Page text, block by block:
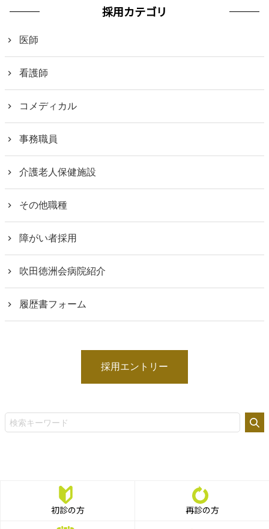
採用カテゴリ
医師
看護師
コメディカル
事務職員
介護老人保健施設
その他職種
障がい者採用
吹田徳洲会病院紹介
履歴書フォーム
採用エントリー
初診の方 再診の方